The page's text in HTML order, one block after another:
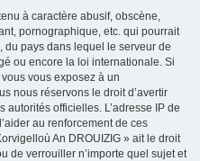
à caractère abusif, obscène,
pornographique, etc. qui pourrait
pays dans lequel le serveur de
ou encore la loi internationale. Si
vous exposez à un
nous réservons le droit d’avertir
autorités officielles. L’adresse IP de
au renforcement de ces
An DROUIZIG » ait le droit
de verrouiller n’importe quel sujet et